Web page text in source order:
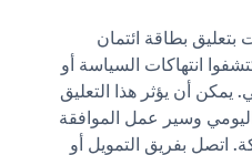
بطاقة ائتمان
انتهاكات السياسة أو
يمكن أن يؤثر هذا التعليق
وسير عمل الموافقة
اتصل بفريق التمويل أو